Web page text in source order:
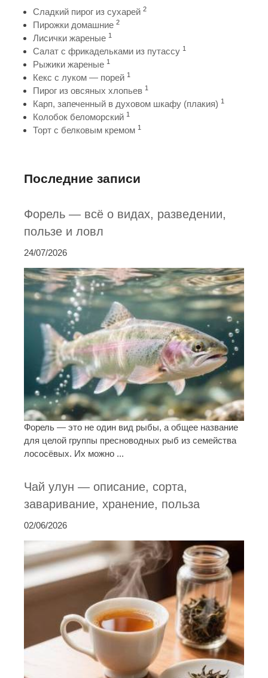
Сладкий пирог из сухарей 2
Пирожки домашние 2
Лисички жареные 1
Салат с фрикадельками из путассу 1
Рыжики жареные 1
Кекс с луком — порей 1
Пирог из овсяных хлопьев 1
Карп, запеченный в духовом шкафу (плакия) 1
Колобок беломорский 1
Торт с белковым кремом 1
Последние записи
Форель — всё о видах, разведении,
пользе и ловл
24/07/2026
Форель — это не один вид рыбы, а общее название
для целой группы пресноводных рыб из семейства
лососёвых. Их можно ...
Чай улун — описание, сорта,
заваривание, хранение, польза
02/06/2026